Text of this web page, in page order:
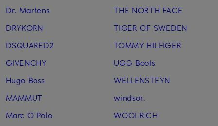
Dr. Martens
DRYKORN
DSQUARED2
GIVENCHY
Hugo Boss
MAMMUT
Marc O'Polo
THE NORTH FACE
TIGER OF SWEDEN
TOMMY HILFIGER
UGG Boots
WELLENSTEYN
windsor.
WOOLRICH